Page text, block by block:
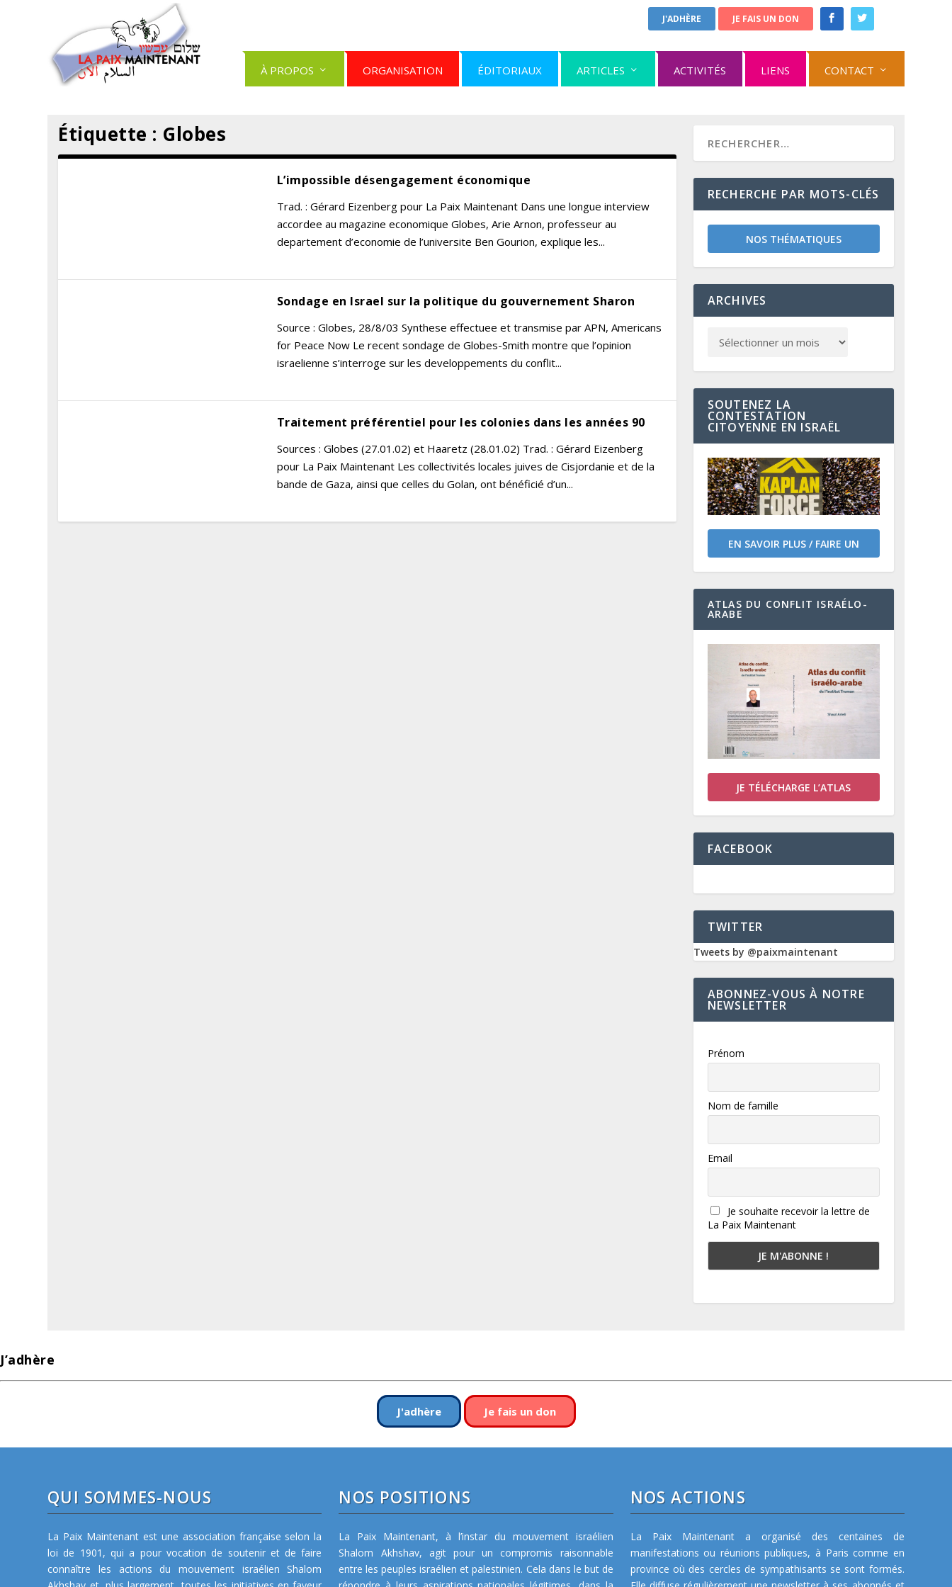
J'ADHÈRE JE FAIS UN DON
À PROPOS ORGANISATION ÉDITORIAUX ARTICLES ACTIVITÉS LIENS CONTACT
Étiquette : Globes
L’impossible désengagement économique
Trad. : Gérard Eizenberg pour La Paix Maintenant Dans une longue interview
accordee au magazine economique Globes, Arie Arnon, professeur au
departement d’economie de l’universite Ben Gourion, explique les...
Sondage en Israel sur la politique du gouvernement Sharon
Source : Globes, 28/8/03 Synthese effectuee et transmise par APN, Americans
for Peace Now Le recent sondage de Globes-Smith montre que l’opinion
israelienne s’interroge sur les developpements du conflit...
Traitement préférentiel pour les colonies dans les années 90
Sources : Globes (27.01.02) et Haaretz (28.01.02) Trad. : Gérard Eizenberg
pour La Paix Maintenant Les collectivités locales juives de Cisjordanie et de la
bande de Gaza, ainsi que celles du Golan, ont bénéficié d’un...
RECHERCHE PAR MOTS-CLÉS
NOS THÉMATIQUES
ARCHIVES
SOUTENEZ LA
CONTESTATION
CITOYENNE EN ISRAËL
EN SAVOIR PLUS / FAIRE UN
DON
ATLAS DU CONFLIT ISRAÉLO-
ARABE
JE TÉLÉCHARGE L’ATLAS
FACEBOOK
TWITTER
Tweets by @paixmaintenant
ABONNEZ-VOUS À NOTRE
NEWSLETTER
Prénom
Nom de famille
Email
Je souhaite recevoir la lettre de
La Paix Maintenant
J’adhère
J'adhère Je fais un don
QUI SOMMES-NOUS
La Paix Maintenant est une association française selon la
loi de 1901, qui a pour vocation de soutenir et de faire
connaître les actions du mouvement israélien Shalom
NOS POSITIONS
La Paix Maintenant, à l’instar du mouvement israélien
Shalom Akhshav, agit pour un compromis raisonnable
entre les peuples israélien et palestinien. Cela dans le but de
NOS ACTIONS
La Paix Maintenant a organisé des centaines de
manifestations ou réunions publiques, à Paris comme en
province où des cercles de sympathisants se sont formés.